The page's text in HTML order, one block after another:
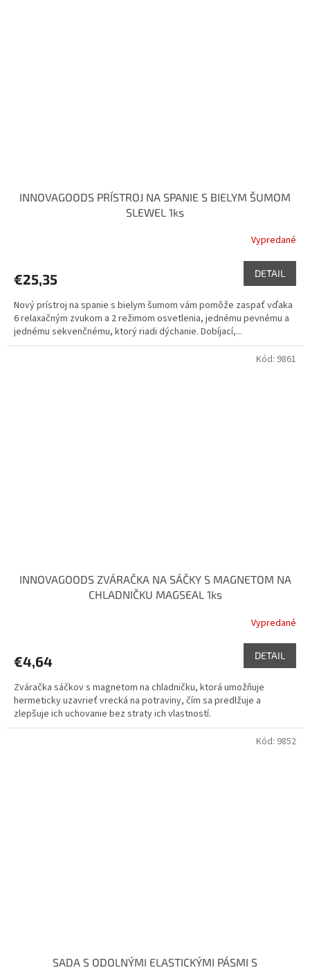
INNOVAGOODS PRÍSTROJ NA SPANIE S BIELYM ŠUMOM
SLEWEL 1ks
Vypredané
€25,35 DETAIL
Nový prístroj na spanie s bielym šumom vám pomôže zaspať vďaka
6 relaxačným zvukom a 2 režimom osvetlenia, jednému pevnému a
jednému sekvenčnému, ktorý riadi dýchanie. Dobíjací,...
INNOVAGOODS ZVÁRAČKA NA SÁČKY S MAGNETOM NA
CHLADNIČKU MAGSEAL 1ks
Vypredané
€4,64 DETAIL
Zváračka sáčkov s magnetom na chladničku, ktorá umožňuje
hermeticky uzavrieť vrecká na potraviny, čím sa predlžuje a
zlepšuje ich uchovanie bez straty ich vlastností.
Kód: 9861
SADA S ODOLNÝMI ELASTICKÝMI PÁSMI S
Kód: 9852